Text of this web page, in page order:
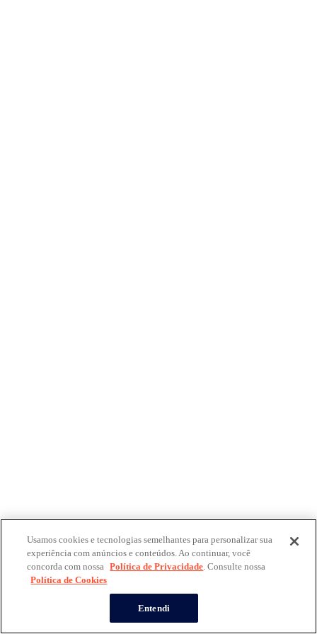
Usamos cookies e tecnologias semelhantes para personalizar sua
experiência com anúncios e conteúdos. Ao continuar, você
concorda com nossa Política de Privacidade. Consulte nossa
Política de Cookies
Entendi